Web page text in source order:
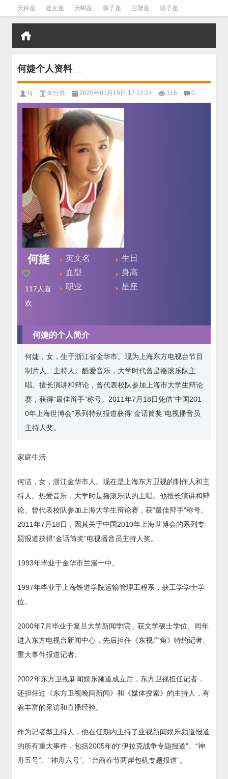
天秤座 处女座 天蝎座 狮子座 巨蟹座 双子座
金牛座 双鱼座 水瓶座
何婕个人资料__
hj 未分类 2020年01月19日 17:22:24 116 0
何婕
117 人喜
欢
英文名
生日
血型
身高
职业
星座
何婕的个人简介
何婕，女，生于浙江省金华市。现为上海东方电视台节目
制片人、主持人。酷爱音乐，大学时代曾是摇滚乐队主
唱。擅长演讲和辩论，曾代表校队参加上海市大学生辩论
赛，获得“最佳辩手”称号。2011年7月18日凭借“中国201
0年上海世博会”系列特别报道获得“金话筒奖”电视播音员
主持人奖。
家庭生活
何洁，女，浙江金华市人。现在是上海东方卫视的制作人和主
持人。热爱音乐，大学时是摇滚乐队的主唱。他擅长演讲和辩
论。曾代表校队参加上海大学生辩论赛，获“最佳辩手”称号。
2011年7月18日，因其关于中国2010年上海世博会的系列专
题报道获得“金话筒奖”电视播音员主持人奖。
1993年毕业于金华市兰溪一中。
1997年毕业于上海铁道学院运输管理工程系，获工学学士学
位。
2000年7月毕业于复旦大学新闻学院，获文学硕士学位。同年
进入东方电视台新闻中心，先后担任《东视广角》特约记者、
重大事件报道记者。
2002年东方卫视新闻娱乐频道成立后，东方卫视担任记者，
还担任过《东方卫视晚间新闻》和《媒体搜索》的主持人，有
着丰富的采访和直播经验。
作为记者型主持人，他在任期内主持了亚视新闻娱乐频道报道
的所有重大事件，包括2005年的“伊拉克战争专题报道”、“神
舟五号”、“神舟六号”、“台商春节两岸包机专题报道”。